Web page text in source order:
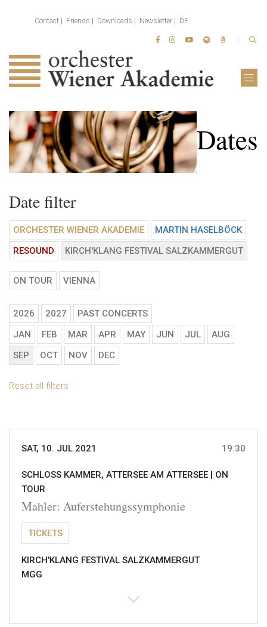
Contact Friends Downloads Newsletter DE
Dates
Date filter
ORCHESTER WIENER AKADEMIE
MARTIN HASELBÖCK
RESOUND
KIRCH'KLANG FESTIVAL SALZKAMMERGUT
ON TOUR VIENNA
2026 2027
PAST CONCERTS
JAN
FEB MAR APR MAY JUN JUL
AUG
SEP
OCT NOV DEC
Reset all filters
SAT, 10. JUL 2021 19:30
SCHLOSS KAMMER, ATTERSEE AM ATTERSEE | ON
TOUR
Mahler: Auferstehungssymphonie
TICKETS
KIRCH'KLANG FESTIVAL SALZKAMMERGUT
MGG